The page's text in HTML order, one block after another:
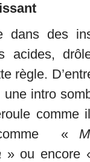
des
acides,
règle.
intro
comme
comme «
» ou encore